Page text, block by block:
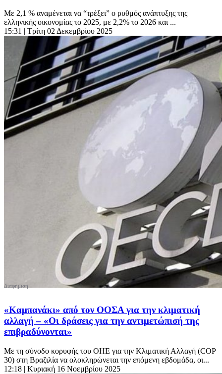
Mε 2,1 % αναμένεται να “τρέξει” ο ρυθμός ανάπτυξης της
ελληνικής οικονομίας το 2025, με 2,2% το 2026 και ...
15:31 | Τρίτη 02 Δεκεμβρίου 2025
«Καμπανάκι» από τον ΟΟΣΑ για την κλιματική
αλλαγή – «Οι δράσεις για την αντιμετώπισή της
επιβραδύνονται»
Με τη σύνοδο κορυφής του ΟΗΕ για την Κλιματική Αλλαγή (COP
30) στη Βραζιλία να ολοκληρώνεται την επόμενη εβδομάδα, οι...
12:18 | Κυριακή 16 Νοεμβρίου 2025